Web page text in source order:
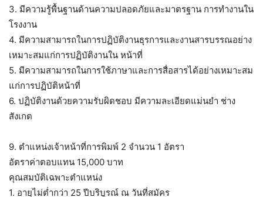
3. มีความรู้พื้นฐานด้านความปลอดภัยและมาตรฐาน การทำงานใน
โรงงาน
4. มีความสามารถในการปฏิบัติงานธุรการและงานสารบรรณอย่าง
เหมาะสมแก่การปฏิบัติงานใน หน้าที่
5. มีความสามารถในการใช้ภาษาและการสื่อสารได้อย่างเหมาะสม
แก่การปฏิบัติหน้าที่
6. ปฏิบัติงานด้วยความรับผิดชอบ มีความละเอียดแม่นยำ ช่าง
สังเกต
9. ตำแหน่งเจ้าหน้าที่การพิมพ์ 2 จำนวน 1 อัตรา
อัตราค่าตอบแทน 15,000 บาท
คุณสมบัติเฉพาะตำแหน่ง
1. อายุไม่ต่ำกว่า 25 ปีบริบูรณ์ ณ วันที่สมัคร